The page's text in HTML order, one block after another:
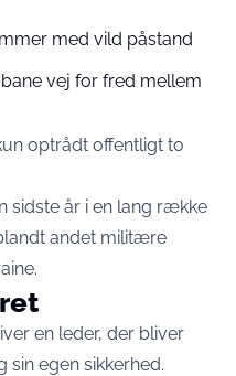
med vild påstand
vej for fred mellem
optrådt offentligt to
sidste år i en lang række
andet militære
en leder, der bliver
egen sikkerhed.